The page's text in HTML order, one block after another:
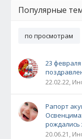
Популярные
по просмотрам
23
Рапорт